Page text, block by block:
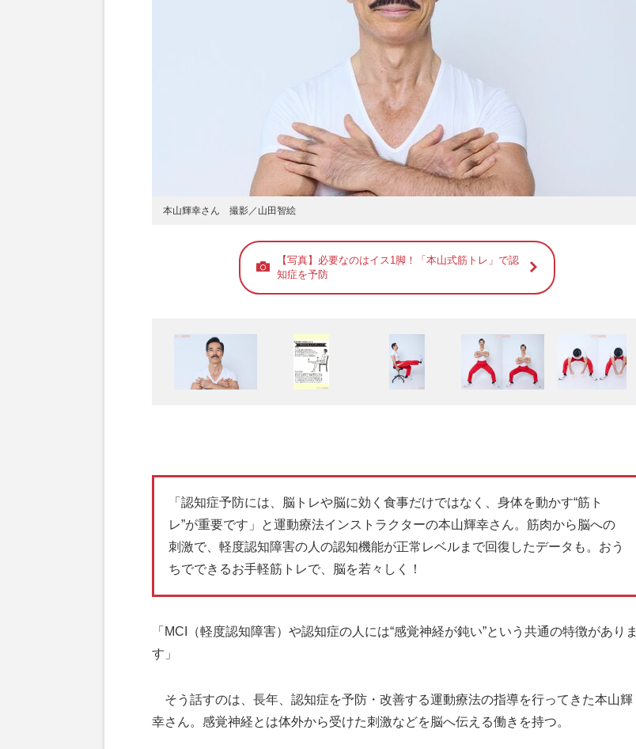
本山輝幸さん 撮影／山田智絵
【写真】必要なのはイス1脚！「本山式筋トレ」で認
知症を予防
「認知症予防には、脳トレや脳に効く食事だけではなく、身体を動かす“筋ト
レ”が重要です」と運動療法インストラクターの本山輝幸さん。筋肉から脳への
刺激で、軽度認知障害の人の認知機能が正常レベルまで回復したデータも。おう
ちでできるお手軽筋トレで、脳を若々しく！
「MCI（軽度認知障害）や認知症の人には“感覚神経が鈍い”という共通の特徴がありま
す」
そう話すのは、長年、認知症を予防・改善する運動療法の指導を行ってきた本山輝
幸さん。感覚神経とは体外から受けた刺激などを脳へ伝える働きを持つ。